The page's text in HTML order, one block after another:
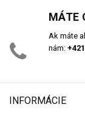
MÁTE
Ak máte
nám:
INFORMÁCIE